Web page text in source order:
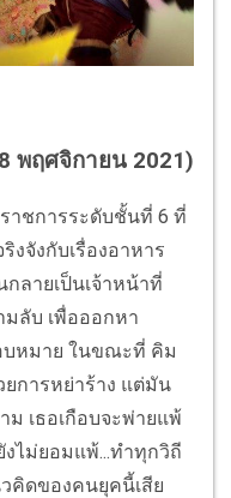
พฤศจิกายน 2021)
าชการระดับชั้นที่ 6 ที่
งจังกับเรื่องอาหาร
ลายเป็นเจ้าหน้าที่
ลับ เพื่อออกหา
บหมาย ในขณะที่ คิม
การหย่าร้าง แต่มัน
ม เธอเกือบจะพ่ายแพ้
ไม่ยอมแพ้...ทำทุกวิถี
คิดของคนยุคนี้เสีย